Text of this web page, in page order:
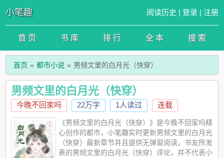
小笔趣 阅读历史 | 登录 | 注册
首 页 书 库 排 行 全 本 搜 索
首页 都市小说 男频文里的白月光（快穿）
男频文里的白月光（快穿）
今晚不回家吗 22万字 1人读过 连载
《男频文里的白月光（快穿）》是今晚不回家吗精
心创作的都市，小笔趣实时更新男频文里的白月光
（快穿）最新章节并且提供无弹窗阅读，书友所发
表的男频文里的白月光（快穿）评论，并不代表小